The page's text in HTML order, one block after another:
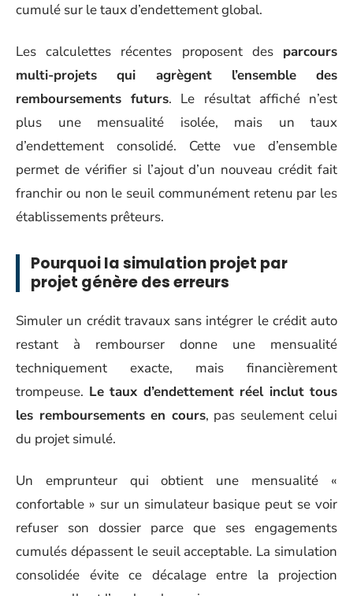
cumulé sur le taux d’endettement global.
Les calculettes récentes proposent des parcours
multi-projets qui agrègent l’ensemble des
remboursements futurs. Le résultat affiché n’est
plus une mensualité isolée, mais un taux
d’endettement consolidé. Cette vue d’ensemble
permet de vérifier si l’ajout d’un nouveau crédit fait
franchir ou non le seuil communément retenu par les
établissements prêteurs.
Pourquoi la simulation projet par
projet génère des erreurs
Simuler un crédit travaux sans intégrer le crédit auto
restant à rembourser donne une mensualité
techniquement exacte, mais financièrement
trompeuse. Le taux d’endettement réel inclut tous
les remboursements en cours, pas seulement celui
du projet simulé.
Un emprunteur qui obtient une mensualité «
confortable » sur un simulateur basique peut se voir
refuser son dossier parce que ses engagements
cumulés dépassent le seuil acceptable. La simulation
consolidée évite ce décalage entre la projection